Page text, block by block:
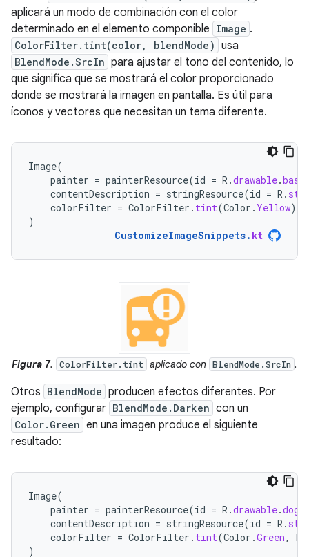
aplicará un modo de combinación con el color
determinado en el elemento componible Image .
ColorFilter.tint(color, blendMode) usa
BlendMode.SrcIn para ajustar el tono del contenido, lo
que significa que se mostrará el color proporcionado
donde se mostrará la imagen en pantalla. Es útil para
íconos y vectores que necesitan un tema diferente.
Image(
painter = painterResource(id = R .drawable.
contentDescription = stringResource(id = R .
colorFilter = ColorFilter . tint(Color . Yellow)
)
CustomizeImageSnippets. kt
Figura 7. ColorFilter.tint aplicado con BlendMode.SrcIn .
Otros BlendMode producen efectos diferentes. Por
ejemplo, configurar BlendMode.Darken con un
Color.Green en una imagen produce el siguiente
resultado:
Image(
painter = painterResource(id = R .drawable.dog
contentDescription = stringResource(id = R .
colorFilter = ColorFilter . tint(Color .Green,
)